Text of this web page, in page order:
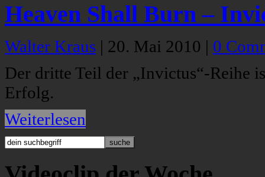
Heaven Shall Burn –
Walter Kraus | 20. Mai 2010 | 0
Der dritte Teil der „Invictus“-Reihe
Erfolg.
Weiterlesen